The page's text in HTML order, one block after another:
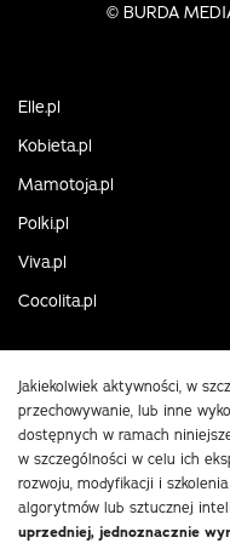
© BURDA
Elle.pl
Kobieta.pl
Mamotoja.pl
Polki.pl
Viva.pl
Cocolita.pl
Jakiekolwiek aktywności, w
przechowywanie, lub inne
dostępnych w ramach
w szczególności w celu ich
rozwoju, modyfikacji i
algorytmów lub sztucznej
uprzedniej, jednoznacznie